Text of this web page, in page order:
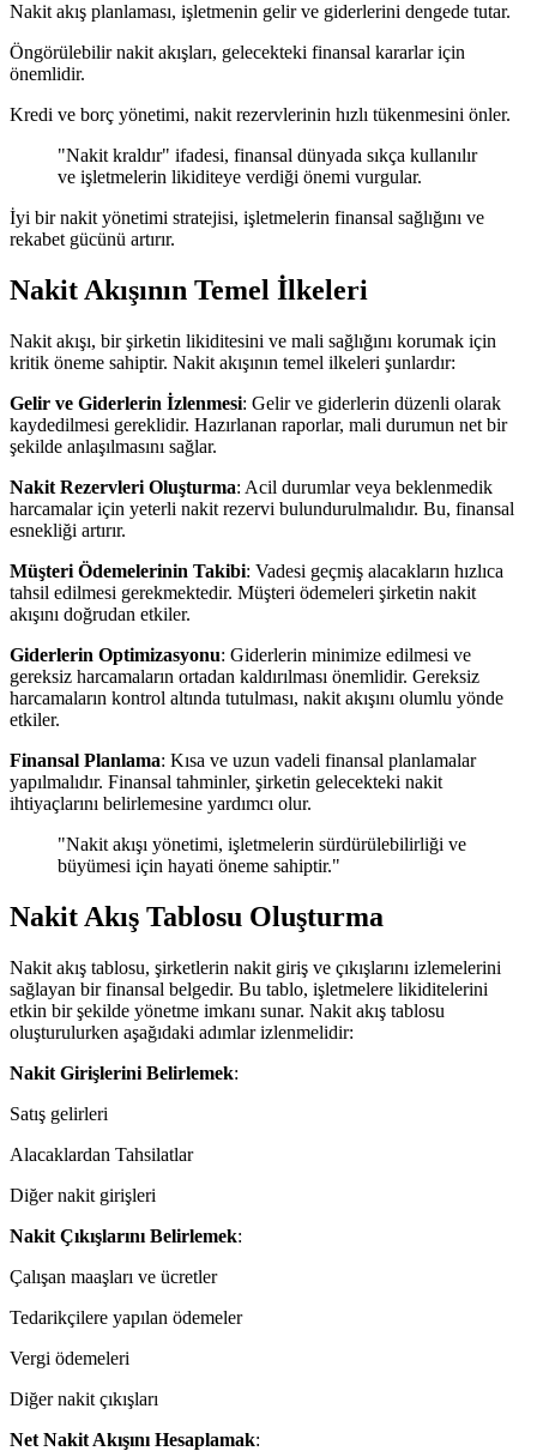
Nakit akış planlaması, işletmenin gelir ve giderlerini dengede tutar.
Öngörülebilir nakit akışları, gelecekteki finansal kararlar için
önemlidir.
Kredi ve borç yönetimi, nakit rezervlerinin hızlı tükenmesini önler.
"Nakit kraldır" ifadesi, finansal dünyada sıkça kullanılır
ve işletmelerin likiditeye verdiği önemi vurgular.
İyi bir nakit yönetimi stratejisi, işletmelerin finansal sağlığını ve
rekabet gücünü artırır.
Nakit Akışının Temel İlkeleri
Nakit akışı, bir şirketin likiditesini ve mali sağlığını korumak için
kritik öneme sahiptir. Nakit akışının temel ilkeleri şunlardır:
Gelir ve Giderlerin İzlenmesi: Gelir ve giderlerin düzenli olarak
kaydedilmesi gereklidir. Hazırlanan raporlar, mali durumun net bir
şekilde anlaşılmasını sağlar.
Nakit Rezervleri Oluşturma: Acil durumlar veya beklenmedik
harcamalar için yeterli nakit rezervi bulundurulmalıdır. Bu, finansal
esnekliği artırır.
Müşteri Ödemelerinin Takibi: Vadesi geçmiş alacakların hızlıca
tahsil edilmesi gerekmektedir. Müşteri ödemeleri şirketin nakit
akışını doğrudan etkiler.
Giderlerin Optimizasyonu: Giderlerin minimize edilmesi ve
gereksiz harcamaların ortadan kaldırılması önemlidir. Gereksiz
harcamaların kontrol altında tutulması, nakit akışını olumlu yönde
etkiler.
Finansal Planlama: Kısa ve uzun vadeli finansal planlamalar
yapılmalıdır. Finansal tahminler, şirketin gelecekteki nakit
ihtiyaçlarını belirlemesine yardımcı olur.
"Nakit akışı yönetimi, işletmelerin sürdürülebilirliği ve
büyümesi için hayati öneme sahiptir."
Nakit Akış Tablosu Oluşturma
Nakit akış tablosu, şirketlerin nakit giriş ve çıkışlarını izlemelerini
sağlayan bir finansal belgedir. Bu tablo, işletmelere likiditelerini
etkin bir şekilde yönetme imkanı sunar. Nakit akış tablosu
oluşturulurken aşağıdaki adımlar izlenmelidir:
Nakit Girişlerini Belirlemek:
Satış gelirleri
Alacaklardan Tahsilatlar
Diğer nakit girişleri
Nakit Çıkışlarını Belirlemek:
Çalışan maaşları ve ücretler
Tedarikçilere yapılan ödemeler
Vergi ödemeleri
Diğer nakit çıkışları
Net Nakit Akışını Hesaplamak: